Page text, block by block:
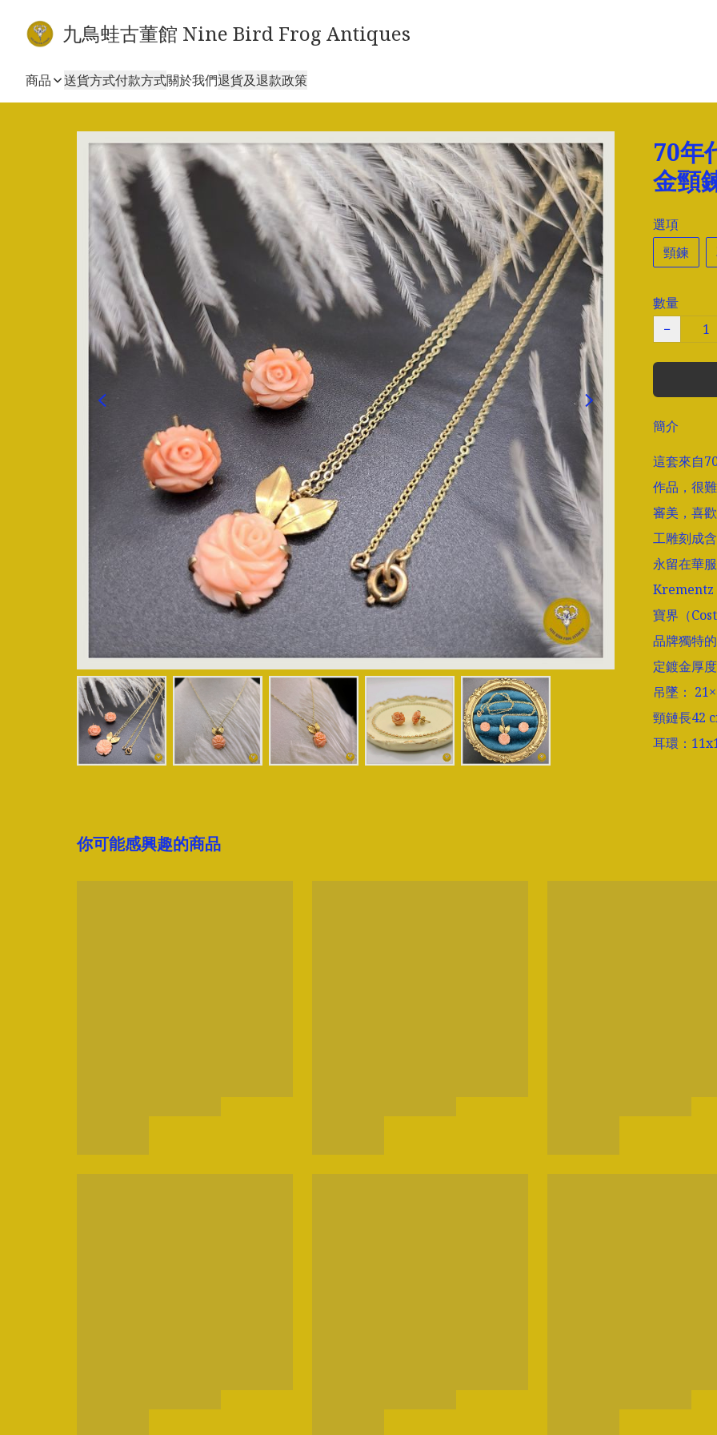
九鳥蛙古董館 Nine Bird Frog Antiques
商品 送貨方式付款方式關於我們退貨及退款政策
70年
金頸
選項
頸鍊
數量
−
簡介
這套來自
作品，很
審美，喜
工雕刻成
永留在華服
Krementz
寶界（
品牌獨特
定鍍金厚
吊墜：
頸鏈長42
耳環：
你可能感興趣的商品